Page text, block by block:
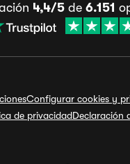
4,4/5de 6.151
Configurar cookies y
de privacidadDeclaración